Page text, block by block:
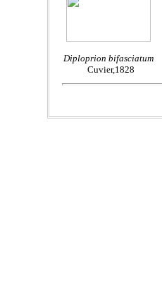
Diploprion bifasciatum
Cuvier,1828